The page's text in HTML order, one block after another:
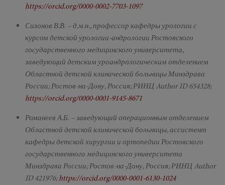
https://orcid.org/0000-0002-7703-1097
Сизонов В.В. – д.м.н., профессор кафедры урологии с
курсом детской урологии-андрологии Ростовского
государственного медицинского университета,
заведующий детским уроандрологическим отделением
Областной детской клинической больницы Минздрава
России; Ростов-на-Дону, Россия; РИНЦ Author ID 654328;
https://orcid.org/0000-0001-9145-8671
Романеев А.Б. – заведующий операционным отделением
Областной детской клинической больницы, ассистент
кафедры детской хирургии и ортопедии Ростовского
государственного медицинского университета
Минздрава России; Ростов-на-Дону, Россия; РИНЦ Author
ID 421976;https://orcid.org/0000-0001-6130-1024